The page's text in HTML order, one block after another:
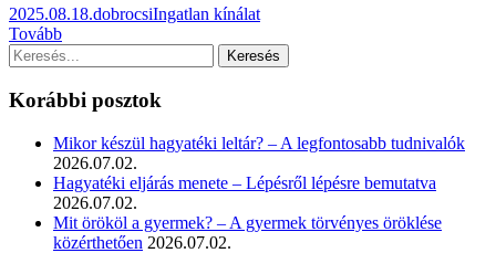
2025.08.18.dobrocsiIngatlan kínálat
Tovább
Korábbi posztok
Mikor készül hagyatéki leltár? – A legfontosabb tudnivalók
2026.07.02.
Hagyatéki eljárás menete – Lépésről lépésre bemutatva
2026.07.02.
Mit örököl a gyermek? – A gyermek törvényes öröklése
közérthetően 2026.07.02.